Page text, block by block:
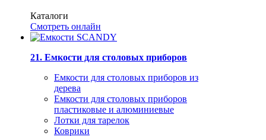
Каталоги
Смотреть онлайн
21. Емкости для столовых приборов
Емкости для столовых приборов из
дерева
Емкости для столовых приборов
пластиковые и алюминиевые
Лотки для тарелок
Коврики